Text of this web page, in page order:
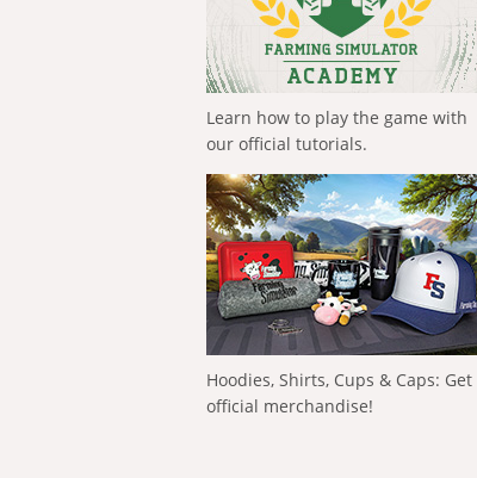
Learn how to play the game with
our official tutorials.
Hoodies, Shirts, Cups & Caps: Get
official merchandise!